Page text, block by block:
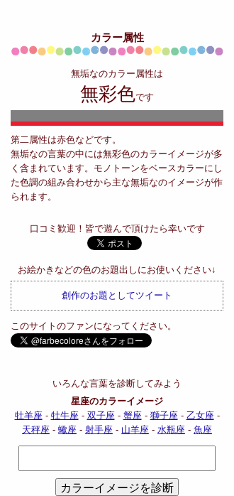
カラー属性
無垢なのカラー属性は
無彩色です
第二属性は赤色などです。
無垢なの言葉の中には無彩色のカラーイメージが多
く含まれています。モノトーンをベースカラーにし
た色調の組み合わせから主な無垢なのイメージが作
られます。
口コミ歓迎！皆で遊んで頂けたら幸いです
お絵かきなどの色のお題出しにお使いください↓
創作のお題としてツイート
このサイトのファンになってください。
いろんな言葉を診断してみよう
星座のカラーイメージ
牡羊座- 牡牛座- 双子座- 蟹座- 獅子座- 乙女座-
天秤座 - 蠍座 - 射手座 - 山羊座 - 水瓶座 - 魚座